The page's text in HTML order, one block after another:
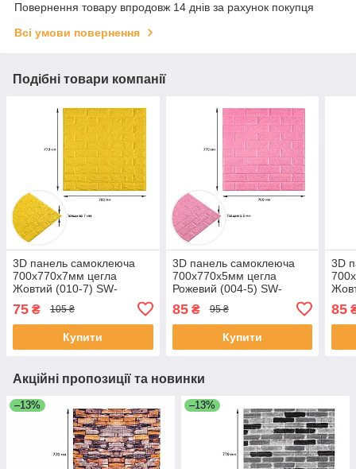
Повернення товару впродовж 14 днів за рахунок покупця
Всі умови повернення
Подібні товари компанії
3D панель самоклеюча
700х770х7мм цегла
Жовтий (010-7) SW-
75 ₴ 105 ₴
Купити
3D панель самоклеюча
700х770х5мм цегла
Рожевий (004-5) SW-
85₴ 95 ₴
Купити
3D
85
Акційні пропозиції та новинки
–13% –13%